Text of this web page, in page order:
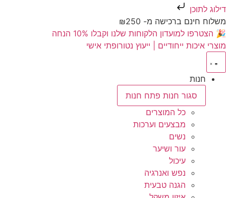
דילוג לתוכן
משלוח חינם ברכישה מ- ₪250
🎉 הצטרפו למועדון הלקוחות שלנו וקבלו 10% הנחה
מוצרי איכות ייחודיים | ייעוץ נטורופתי אישי
חנות
סגור חנות פתח חנות
כל המוצרים
מבצעים וערכות
נשים
עור ושיער
עיכול
נפש ואנרגיה
הגנה טבעית